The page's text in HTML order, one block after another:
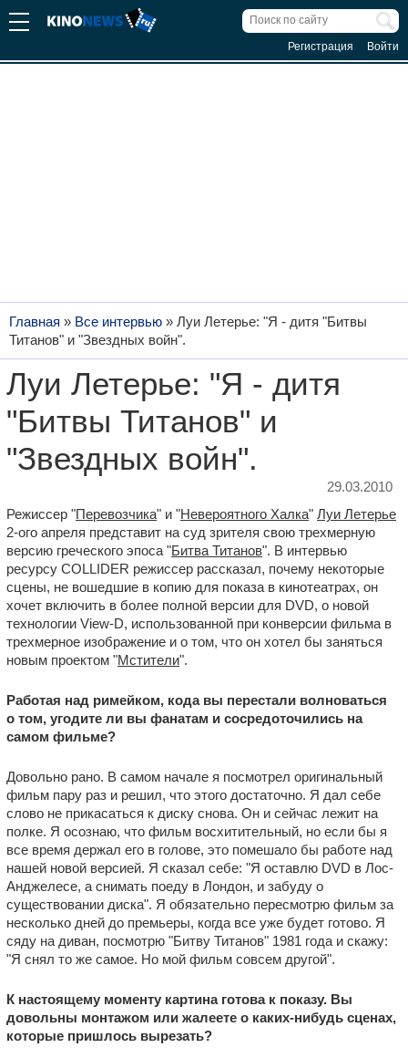
Регистрация Войти
Главная » Все интервью » Луи Летерье: "Я - дитя "Битвы
Титанов" и "Звездных войн".
Луи Летерье: "Я - дитя
"Битвы Титанов" и
"Звездных войн".
29.03.2010
Режиссер "Перевозчика" и "Невероятного Халка" Луи Летерье
2-ого апреля представит на суд зрителя свою трехмерную
версию греческого эпоса "Битва Титанов". В интервью
ресурсу COLLIDER режиссер рассказал, почему некоторые
сцены, не вошедшие в копию для показа в кинотеатрах, он
хочет включить в более полной версии для DVD, о новой
технологии View-D, использованной при конверсии фильма в
трехмерное изображение и о том, что он хотел бы заняться
новым проектом "Мстители".
Работая над римейком, кода вы перестали волноваться
о том, угодите ли вы фанатам и сосредоточились на
самом фильме?
Довольно рано. В самом начале я посмотрел оригинальный
фильм пару раз и решил, что этого достаточно. Я дал себе
слово не прикасаться к диску снова. Он и сейчас лежит на
полке. Я осознаю, что фильм восхитительный, но если бы я
все время держал его в голове, это помешало бы работе над
нашей новой версией. Я сказал себе: "Я оставлю DVD в Лос-
Анджелесе, а снимать поеду в Лондон, и забуду о
существовании диска". Я обязательно пересмотрю фильм за
несколько дней до премьеры, когда все уже будет готово. Я
сяду на диван, посмотрю "Битву Титанов" 1981 года и скажу:
"Я снял то же самое. Но мой фильм совсем другой".
К настоящему моменту картина готова к показу. Вы
довольны монтажом или жалеете о каких-нибудь сценах,
которые пришлось вырезать?